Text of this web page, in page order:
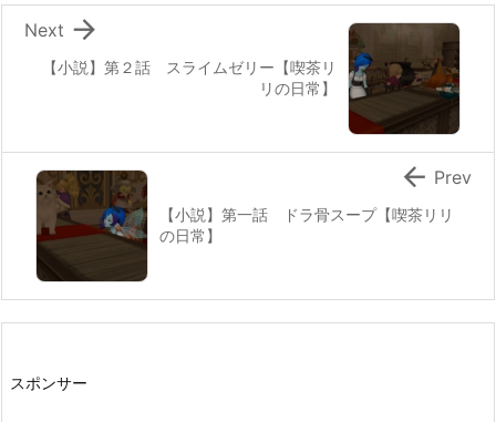
【小説】第２話 スライムゼリー【喫茶リ
リの日常】

Next
【小説】第一話 ドラ骨スープ【喫茶リリ
の日常】
 Prev
スポンサー